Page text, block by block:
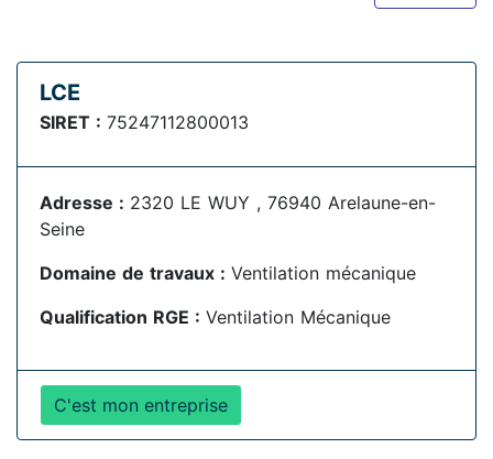
LCE
SIRET : 75247112800013
Adresse : 2320 LE WUY , 76940 Arelaune-en-
Seine
Domaine de travaux : Ventilation mécanique
Qualification RGE : Ventilation Mécanique
C'est mon entreprise